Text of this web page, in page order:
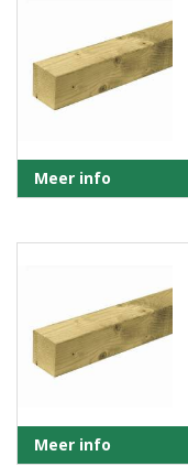
Meer info
Meer info